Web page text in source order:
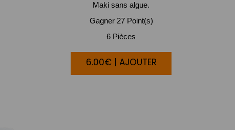
Maki sans algue.
Gagner 27 Point(s)
6 Pièces
6.00€ | AJOUTER